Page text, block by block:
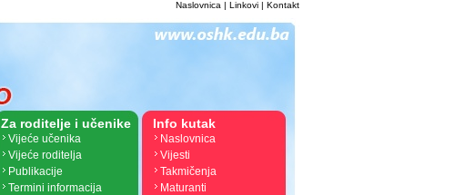
Naslovnica | Linkovi | Kontakt
Za roditelje i učenike
Vijeće učenika
Vijeće roditelja
Publikacije
Termini informacija
Info kutak
Naslovnica
Vijesti
Takmičenja
Maturanti